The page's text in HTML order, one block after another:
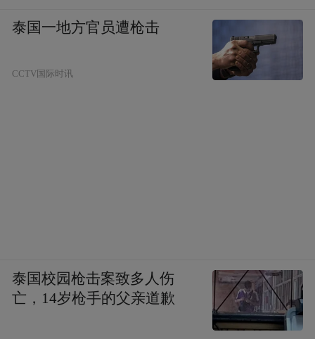
将山楂粉与蜂蜜揉、搓、团，圆滚滚的山楂
丸在掌心诞生。一口咬下，“药食同源”的奥
妙也在唇齿间化开。
最激烈的当属 “杏林竞技场”的“小小药剂师”
泰国一地方官员遭枪击
CCTV国际时讯
泰国校园枪击案致多人伤
亡，14岁枪手的父亲道歉